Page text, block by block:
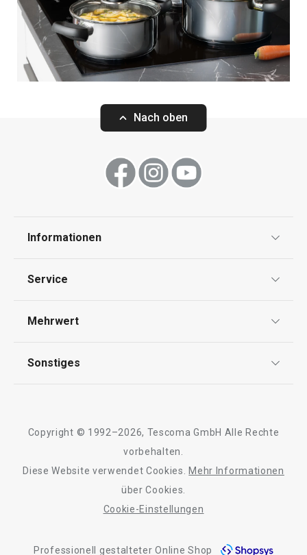
Nach oben
Informationen
Impressum
Service
Kontaktformular
Mehrwert
Qualität
Sonstiges
Barrierefreiheit
Copyright © 1992–2026, Tescoma GmbH Alle Rechte
vorbehalten.
Diese Website verwendet Cookies. Mehr Informationen
über Cookies.
Cookie-Einstellungen
Professionell gestalteter Online Shop